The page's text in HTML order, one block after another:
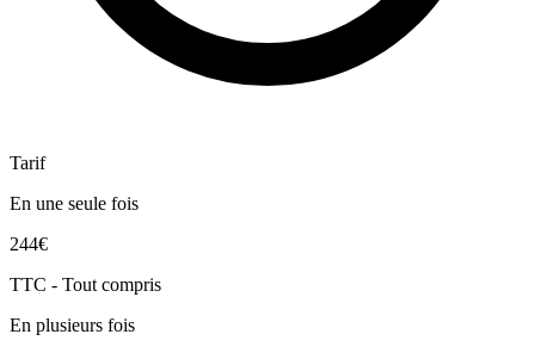
Tarif
En une seule fois
244€
TTC - Tout compris
En plusieurs fois